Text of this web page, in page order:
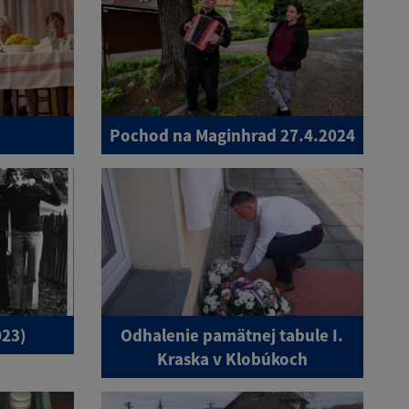
Pochod na Maginhrad 27.4.2024
Odhalenie pamätnej tabule I.
Kraska v Klobúkoch